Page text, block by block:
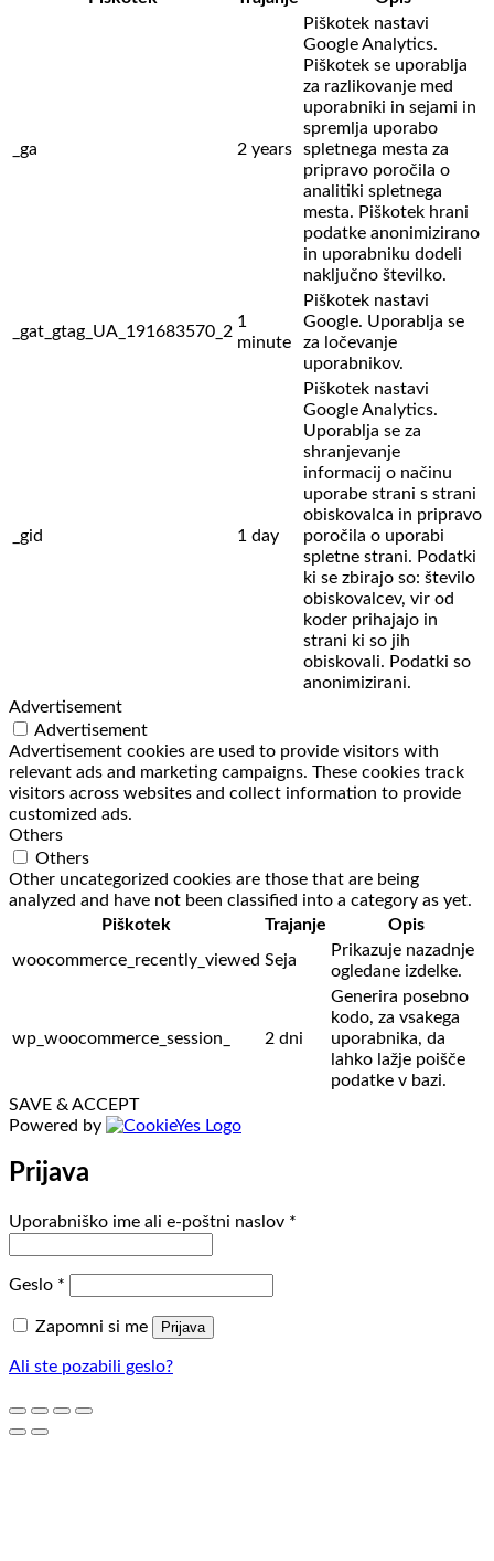
_ga 2 years
Piškotek nastavi
Google Analytics.
Piškotek se uporablja
za razlikovanje med
uporabniki in sejami in
spremlja uporabo
spletnega mesta za
pripravo poročila o
analitiki spletnega
mesta. Piškotek hrani
podatke anonimizirano
in uporabniku dodeli
naključno številko.
_gat_gtag_UA_191683570_2
1
minute
Piškotek nastavi
Google. Uporablja se
za ločevanje
uporabnikov.
_gid 1 day
Piškotek nastavi
Google Analytics.
Uporablja se za
shranjevanje
informacij o načinu
uporabe strani s strani
obiskovalca in pripravo
poročila o uporabi
spletne strani. Podatki
ki se zbirajo so: število
obiskovalcev, vir od
koder prihajajo in
strani ki so jih
obiskovali. Podatki so
anonimizirani.
Advertisement
Advertisement
Advertisement cookies are used to provide visitors with
relevant ads and marketing campaigns. These cookies track
visitors across websites and collect information to provide
customized ads.
Others
Others
Other uncategorized cookies are those that are being
analyzed and have not been classified into a category as yet.
Piškotek
Trajanje
Opis
woocommerce_recently_viewed Seja
Prikazuje nazadnje
ogledane izdelke.
wp_woocommerce_session_ 2 dni
Generira posebno
kodo, za vsakega
uporabnika, da
lahko lažje poišče
podatke v bazi.
SAVE & ACCEPT
Powered by
Prijava
Uporabniško ime ali e-poštni naslov *
Geslo *
Zapomni si me Prijava
Ali ste pozabili geslo?